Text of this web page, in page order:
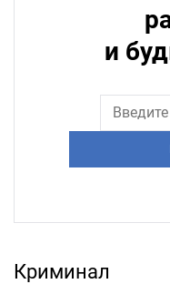
и
Криминал